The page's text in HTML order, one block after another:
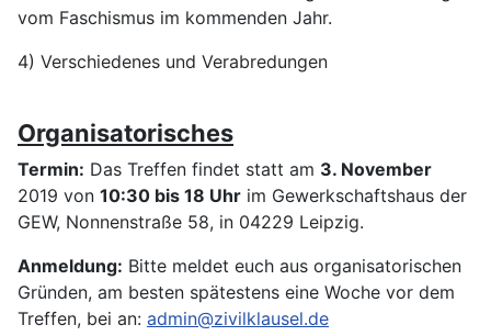
vom Faschismus im kommenden Jahr.
4) Verschiedenes und Verabredungen
Organisatorisches
Termin: Das Treffen findet statt am 3. November
2019 von 10:30 bis 18 Uhr im Gewerkschaftshaus der
GEW, Nonnenstraße 58, in 04229 Leipzig.
Anmeldung: Bitte meldet euch aus organisatorischen
Gründen, am besten spätestens eine Woche vor dem
Treffen, bei an: admin@zivilklausel.de